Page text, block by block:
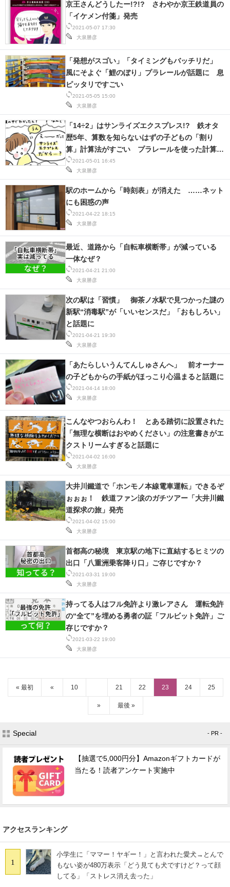
2021-05-07 17:30
大泉勝彦
京王さんどうしたー!?!? さわやか京王鉄道員の
「イケメン付箋」発売
2021-05-05 15:00
大泉勝彦
「発想がスゴい」「タイミングもバッチリだ」
風にそよぐ「鯉のぼり」プラレールが話題に 息
ピッタリですごい
2021-05-01 16:45
大泉勝彦
「14÷2」はサンライズエクスプレス!? 鉄オタ
歴5年、算数を知らないはずの子どもの「割り
算」計算法がすごい プラレールを使った計算法
も
2021-04-22 18:15
大泉勝彦
駅のホームから「時刻表」が消えた ……ネット
にも困惑の声
2021-04-21 21:00
大泉勝彦
最近、道路から「自転車横断帯」が減っている
一体なぜ？
2021-04-21 19:30
大泉勝彦
次の駅は「習慣」 御茶ノ水駅で見つかった謎の
新駅“消毒駅”が「いいセンスだ」「おもしろい」
と話題に
2021-04-14 18:00
大泉勝彦
「あたらしいうんてんしゅさんへ」 前オーナー
の子どもからの手紙がほっこり心温まると話題に
2021-04-02 16:00
大泉勝彦
こんなやつおらんわ！ とある踏切に設置された
「無理な横断はおやめください」の注意書きがエ
クストリームすぎると話題に
2021-04-02 15:00
大泉勝彦
大井川鐵道で「ホンモノ本線電車運転」できるぞ
ぉぉぉ！ 鉄道ファン涙のガチツアー「大井川鐵
道探求の旅」発売
2021-03-31 19:00
大泉勝彦
首都高の秘境 東京駅の地下に直結するヒミツの
出口「八重洲乗客降り口」ご存じですか？
2021-03-22 19:00
大泉勝彦
持ってる人はフル免許より激レアさん 運転免許
の“全て”を埋める勇者の証「フルビット免許」ご
存じですか？
« 最初 « 10 21 22 23 24 25
» 最後 »
Special - PR -
【抽選で5,000円分】Amazonギフトカードが
当たる！読者アンケート実施中
アクセスランキング
1
小学生に「ママー！ヤギー！」と言われた愛犬→とんで
もない姿が480万表示「どう見ても犬ですけど？って顔
してる」「ストレス消え去った」